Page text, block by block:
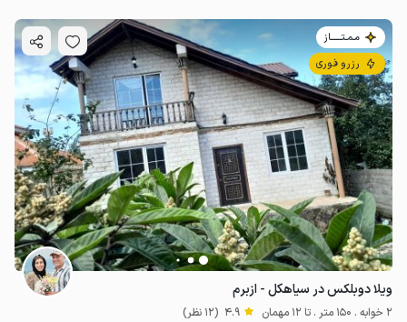
مـمـتــــــاز
رزرو فوری
ویلا دوبلکس در سیاهکل - ازبرم
2 خوابه . 150 متر . تا 12 مهمان 4.9 (12 نظر)